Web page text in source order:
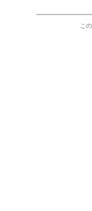
こ